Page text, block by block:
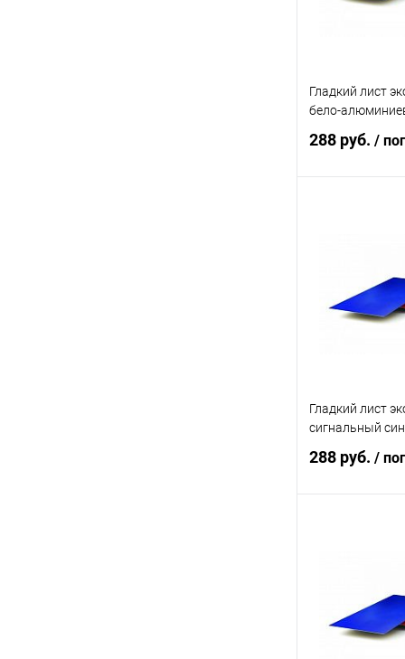
Гладкий лист
бело-
288 руб. /
В избранное
Гладкий лист
сигнальный
288 руб. /
В избранное